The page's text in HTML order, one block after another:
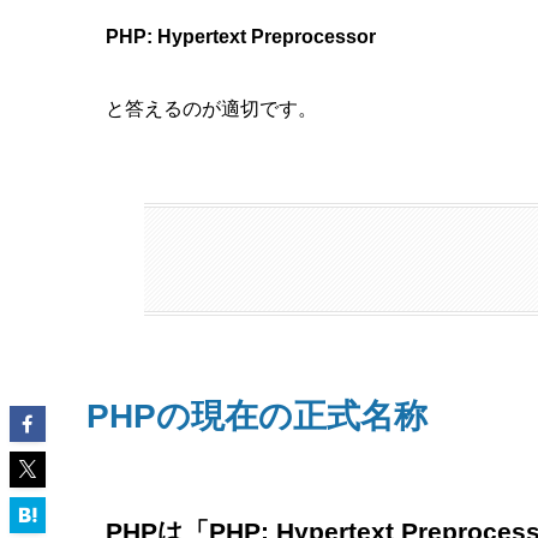
PHP: Hypertext Preprocessor
と答えるのが適切です。
PHPの現在の正式名称
PHPは「PHP: Hypertext